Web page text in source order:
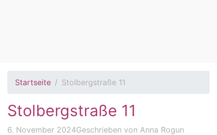
Startseite Stolbergstraße 11
Stolbergstraße 11
6. November 2024Geschrieben von Anna Rogun